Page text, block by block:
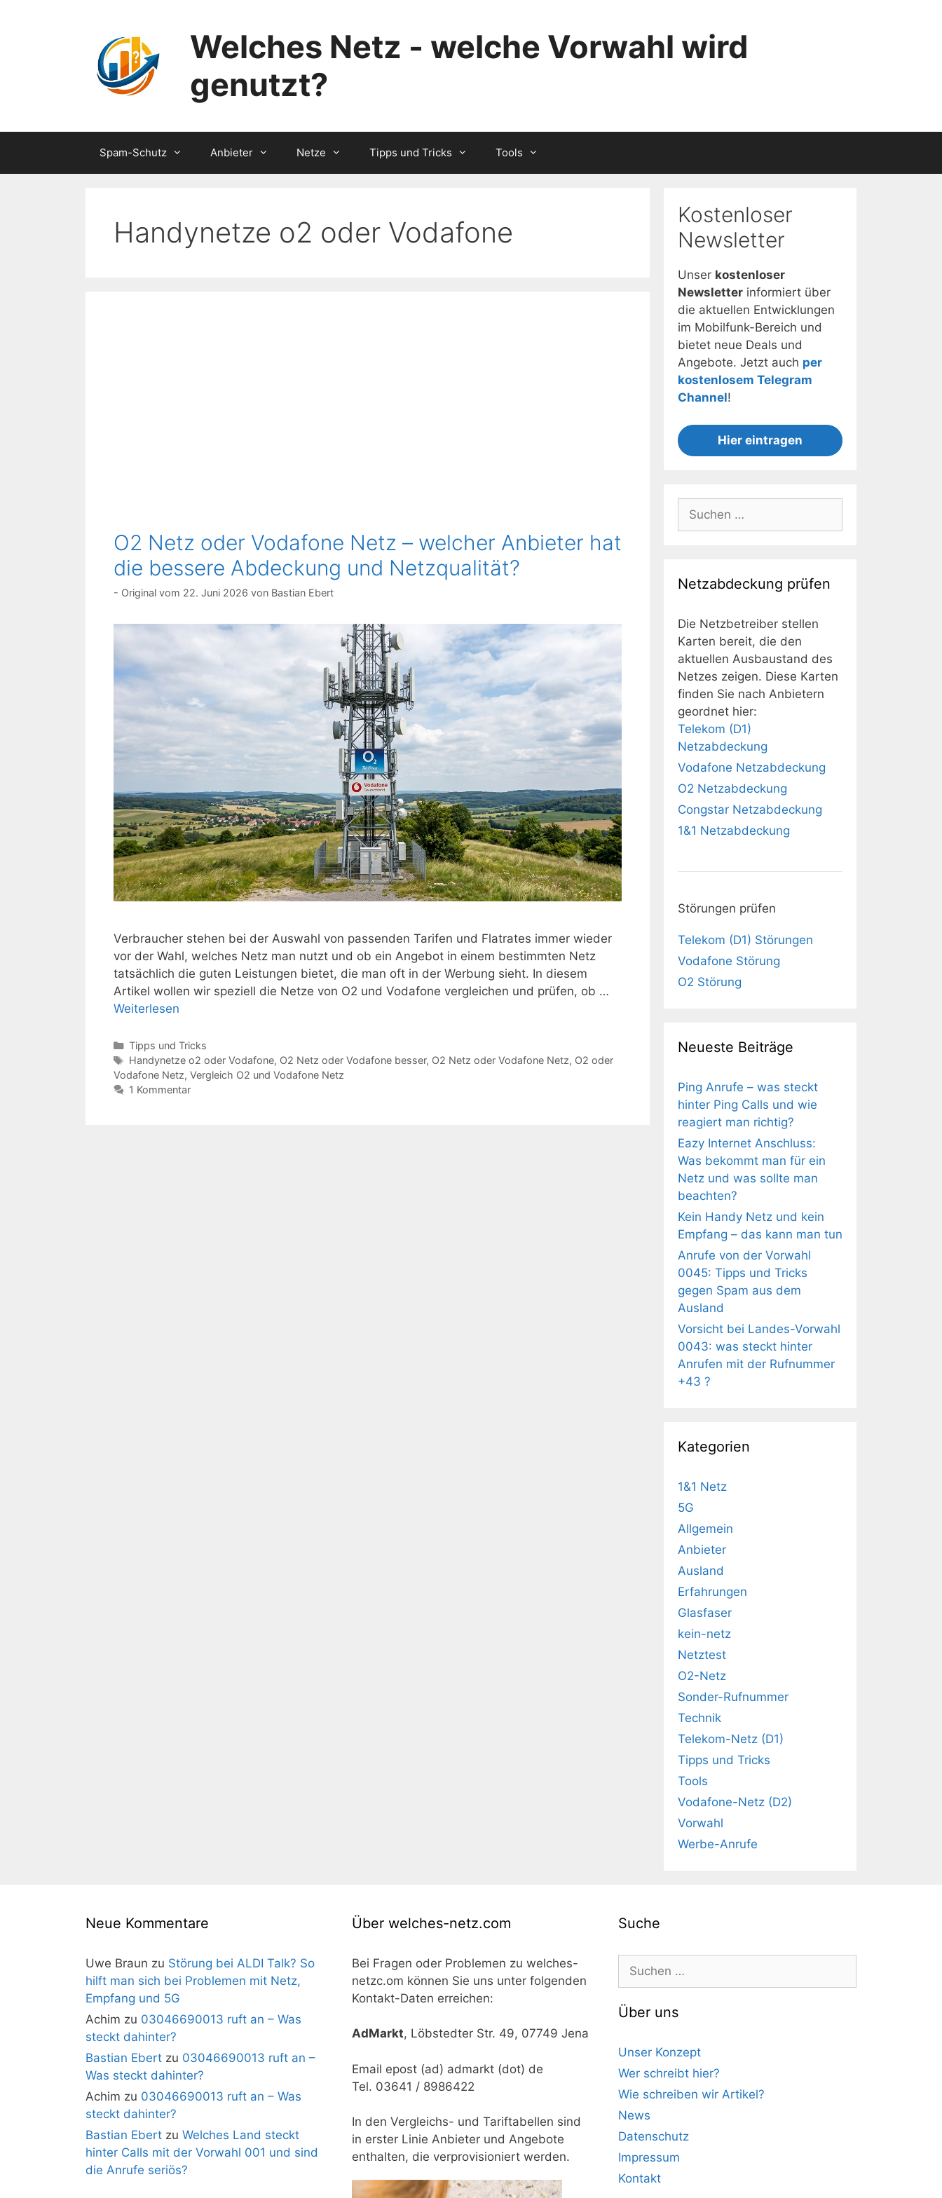
Welches Netz - welche Vorwahl wird
genutzt?
Spam-Schutz Anbieter Netze Tipps und Tricks Tools
Handynetze o2 oder Vodafone
O2 Netz oder Vodafone Netz – welcher Anbieter hat
die bessere Abdeckung und Netzqualität?
22. Juni 2026 von Bastian Ebert
Verbraucher stehen bei der Auswahl von passenden Tarifen und Flatrates immer wieder
vor der Wahl, welches Netz man nutzt und ob ein Angebot in einem bestimmten Netz
tatsächlich die guten Leistungen bietet, die man oft in der Werbung sieht. In diesem
Artikel wollen wir speziell die Netze von O2 und Vodafone vergleichen und prüfen, ob …
Weiterlesen
Kategorien
Tipps und Tricks
Schlagwörter
Handynetze o2 oder Vodafone, O2 Netz oder Vodafone besser, O2 Netz oder Vodafone Netz, O2 oder
Vodafone Netz, Vergleich O2 und Vodafone Netz
1 Kommentar
Kostenloser
Newsletter
Unser kostenloser
Newsletter informiert über
die aktuellen Entwicklungen
im Mobilfunk-Bereich und
bietet neue Deals und
Angebote. Jetzt auch per
kostenlosem Telegram
Channel!
Hier eintragen
nach:
Netzabdeckung prüfen
Die Netzbetreiber stellen
Karten bereit, die den
aktuellen Ausbaustand des
Netzes zeigen. Diese Karten
finden Sie nach Anbietern
geordnet hier:
Telekom (D1)
Netzabdeckung
Vodafone Netzabdeckung
O2 Netzabdeckung
Congstar Netzabdeckung
1&1 Netzabdeckung
Störungen prüfen
Telekom (D1) Störungen
Vodafone Störung
O2 Störung
Neueste Beiträge
Ping Anrufe – was steckt
hinter Ping Calls und wie
reagiert man richtig?
Eazy Internet Anschluss:
Was bekommt man für ein
Netz und was sollte man
beachten?
Kein Handy Netz und kein
Empfang – das kann man tun
Anrufe von der Vorwahl
0045: Tipps und Tricks
gegen Spam aus dem
Ausland
Vorsicht bei Landes-Vorwahl
0043: was steckt hinter
Anrufen mit der Rufnummer
+43 ?
Kategorien
1&1 Netz
5G
Allgemein
Anbieter
Ausland
Erfahrungen
Glasfaser
kein-netz
Netztest
O2-Netz
Sonder-Rufnummer
Technik
Telekom-Netz (D1)
Tipps und Tricks
Tools
Vodafone-Netz (D2)
Vorwahl
Werbe-Anrufe
Neue Kommentare
Uwe Braun zu Störung bei ALDI Talk? So
hilft man sich bei Problemen mit Netz,
Empfang und 5G
Achim zu 03046690013 ruft an – Was
steckt dahinter?
Bastian Ebert zu 03046690013 ruft an –
Was steckt dahinter?
Achim zu 03046690013 ruft an – Was
steckt dahinter?
Bastian Ebert zu Welches Land steckt
hinter Calls mit der Vorwahl 001 und sind
die Anrufe seriös?
Über welches-netz.com
Bei Fragen oder Problemen zu welches-
netzc.om können Sie uns unter folgenden
Kontakt-Daten erreichen:
AdMarkt, Löbstedter Str. 49, 07749 Jena
Email epost (ad) admarkt (dot) de
Tel. 03641 / 8986422
In den Vergleichs- und Tariftabellen sind
in erster Linie Anbieter und Angebote
enthalten, die verprovisioniert werden.
Suche
nach:
Über uns
Unser Konzept
Wer schreibt hier?
Wie schreiben wir Artikel?
News
Datenschutz
Impressum
Kontakt